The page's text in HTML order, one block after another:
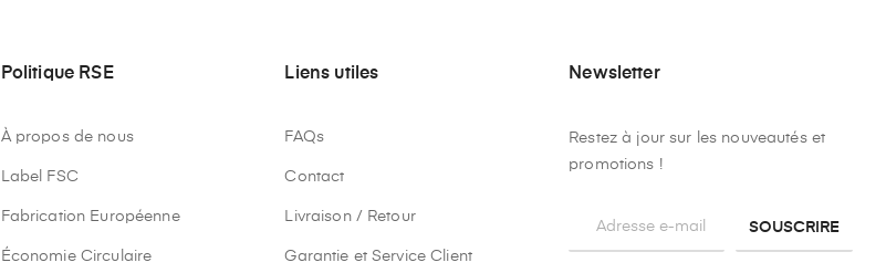
Politique RSE
À propos de nous
Label FSC
Fabrication Européenne
Économie Circulaire
Liens utiles
FAQs
Contact
Livraison / Retour
Garantie et Service Client
Newsletter
Restez à jour sur les nouveautés et
promotions !
SOUSCRIRE